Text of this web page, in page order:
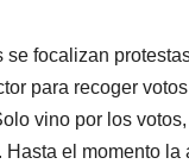
se focalizan
para recoger
vino por los
Hasta el momento